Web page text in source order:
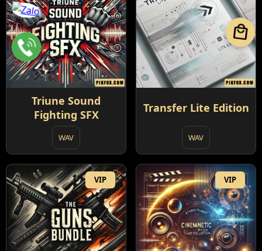
Triune Sound
Fighting SFX
WAV
Transfer Lite Edition
WAV
VIP VIP
local_mall